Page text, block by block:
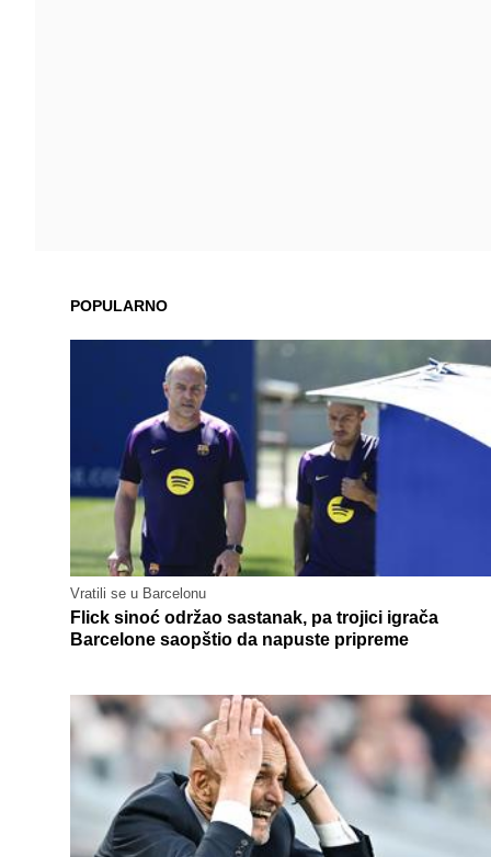
POPULARNO
Vratili se u Barcelonu
Flick sinoć održao sastanak, pa trojici igrača
Barcelone saopštio da napuste pripreme